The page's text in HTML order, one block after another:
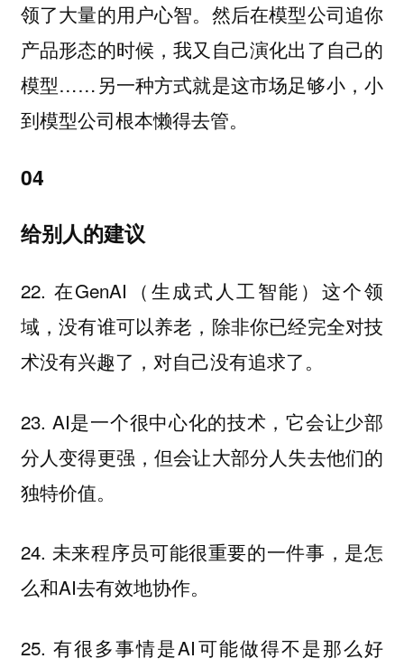
领了大量的用户心智。然后在模型公司追你
产品形态的时候，我又自己演化出了自己的
模型……另一种方式就是这市场足够小，小
到模型公司根本懒得去管。
04
给别人的建议
22. 在GenAI（生成式人工智能）这个领
域，没有谁可以养老，除非你已经完全对技
术没有兴趣了，对自己没有追求了。
23. AI是一个很中心化的技术，它会让少部
分人变得更强，但会让大部分人失去他们的
独特价值。
24. 未来程序员可能很重要的一件事，是怎
么和AI去有效地协作。
25. 有很多事情是AI可能做得不是那么好